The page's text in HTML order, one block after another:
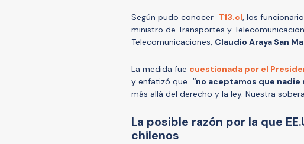
Según pudo conocer T13.cl, los
ministro de Transportes y
Telecomunicaciones, Claudio Araya San
La medida fue cuestionada por el
y enfatizó que “no aceptamos que
más allá del derecho y la ley. Nuestra
La posible razón por la que
chilenos